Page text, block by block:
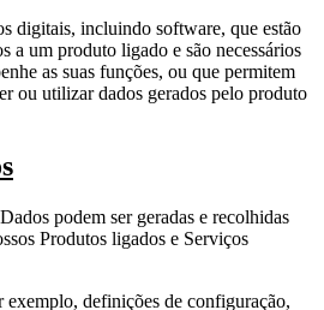
digitais, incluindo software, que estão
a um produto ligado e são necessários
as suas funções, ou que permitem
ou utilizar dados gerados pelo produto
podem ser geradas e recolhidas
Produtos ligados e Serviços
exemplo, definições de configuração,